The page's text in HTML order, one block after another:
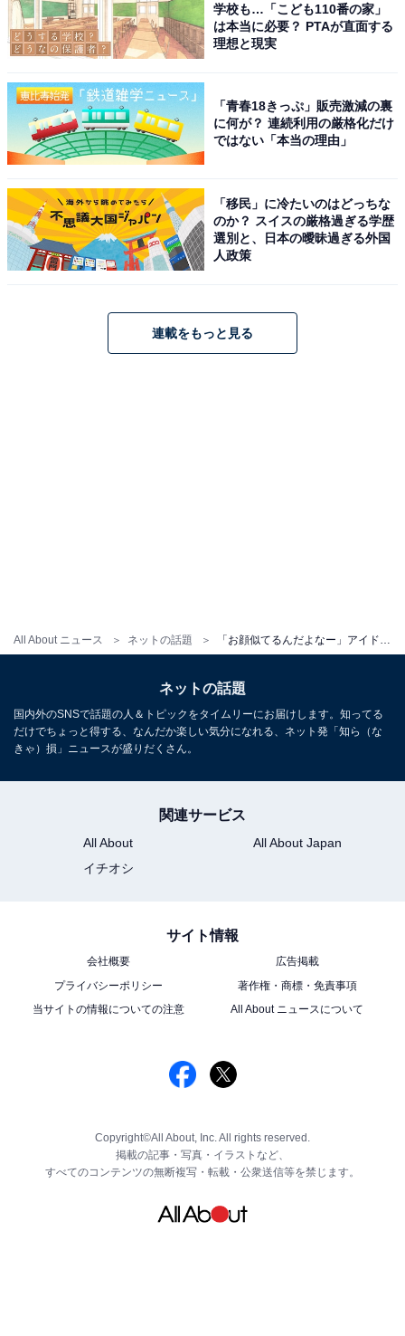
All About ニュース ネットの話題 「お顔似てるんだよなー」アイドルグループ、新メンバーに有名アイドルの妹疑惑？ 「遺伝子が強すぎる」
学校も…「こども110番の家」
は本当に必要？ PTAが直面する
理想と現実
「青春18きっぷ」販売激減の裏
に何が？ 連続利用の厳格化だけ
ではない「本当の理由」
「移民」に冷たいのはどっちな
のか？ スイスの厳格過ぎる学歴
選別と、日本の曖昧過ぎる外国
人政策
連載をもっと見る
ネットの話題
国内外のSNSで話題の人＆トピックをタイムリーにお届けします。知ってる
だけでちょっと得する、なんだか楽しい気分になれる、ネット発「知ら（な
きゃ）損」ニュースが盛りだくさん。
関連サービス
All About
All About Japan
イチオシ
サイト情報
会社概要
広告掲載
プライバシーポリシー
著作権・商標・免責事項
当サイトの情報についての注意
All About ニュースについて
Copyright©All About, Inc. All rights reserved.
掲載の記事・写真・イラストなど、
すべてのコンテンツの無断複写・転載・公衆送信等を禁じます。